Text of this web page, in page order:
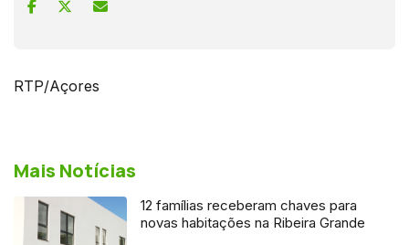
RTP/Açores
Mais Notícias
12 famílias receberam chaves para
novas habitações na Ribeira Grande